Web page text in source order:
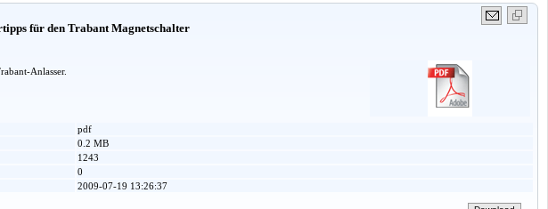
für den Trabant Magnetschalter
Anlasser.
pdf
0.2 MB
1243
0
2009-07-19 13:26:37